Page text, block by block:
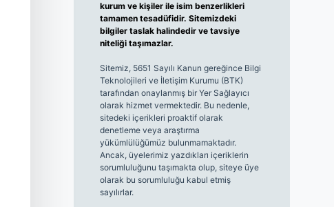
kurum ve kişiler ile isim benzerlikleri
tamamen tesadüfidir. Sitemizdeki
bilgiler taslak halindedir ve tavsiye
niteliği taşımazlar.
Sitemiz, 5651 Sayılı Kanun gereğince Bilgi
Teknolojileri ve İletişim Kurumu (BTK)
tarafından onaylanmış bir Yer Sağlayıcı
olarak hizmet vermektedir. Bu nedenle,
sitedeki içerikleri proaktif olarak
denetleme veya araştırma
yükümlülüğümüz bulunmamaktadır.
Ancak, üyelerimiz yazdıkları içeriklerin
sorumluluğunu taşımakta olup, siteye üye
olarak bu sorumluluğu kabul etmiş
sayılırlar.